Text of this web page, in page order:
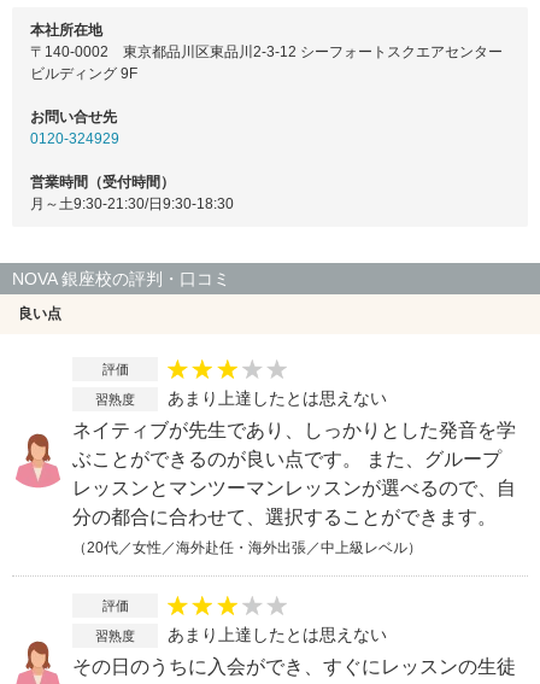
本社所在地
〒140-0002 東京都品川区東品川2-3-12 シーフォートスクエアセンター
ビルディング 9F
お問い合せ先
0120-324929
営業時間（受付時間）
月～土9:30-21:30/日9:30-18:30
NOVA 銀座校の評判・口コミ
良い点
評価
習熟度 あまり上達したとは思えない
ネイティブが先生であり、しっかりとした発音を学
ぶことができるのが良い点です。 また、グループ
レッスンとマンツーマンレッスンが選べるので、自
分の都合に合わせて、選択することができます。
（20代／女性／海外赴任・海外出張／中上級レベル）
評価
習熟度 あまり上達したとは思えない
その日のうちに入会ができ、すぐにレッスンの生徒